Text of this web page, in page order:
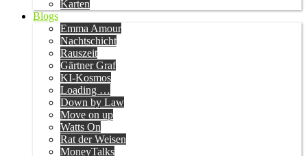
Karten
Blogs
Emma Amour
Nachtschicht
Rauszeit
Gärtner Graf
KI-Kosmos
Loading …
Down by Law
Move on up
Watts On
Rat der Weisen
MoneyTalks